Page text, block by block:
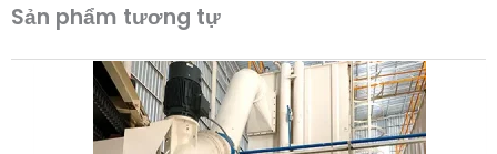
Sản phẩm tương tự